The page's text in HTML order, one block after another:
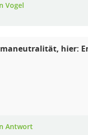
Vogel
hier:
Antwort